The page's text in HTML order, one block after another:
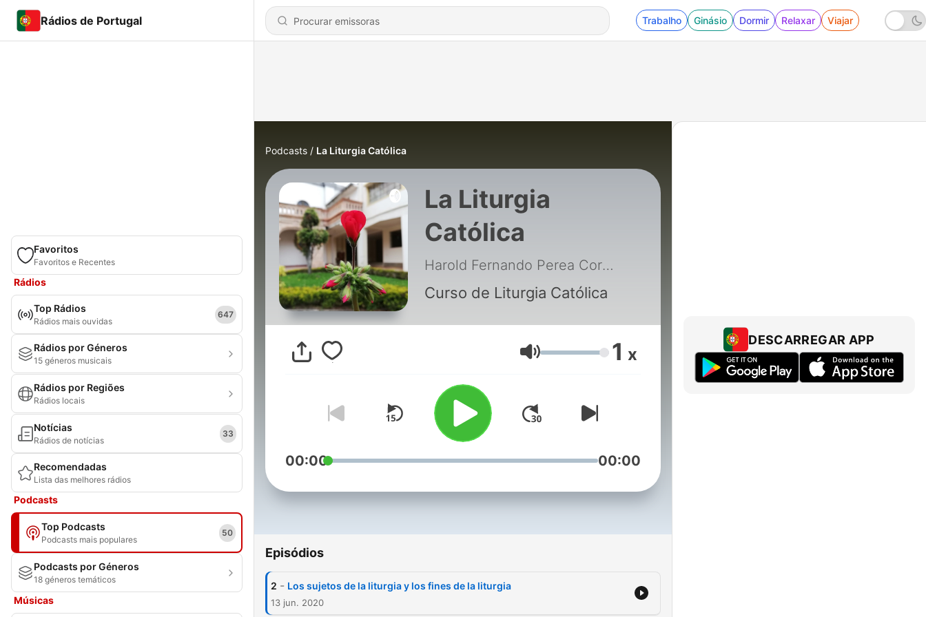
Rádios de Portugal Trabalho Ginásio Dormir Relaxar Viajar
Favoritos
Favoritos e Recentes
Rádios
Top Rádios
Rádios mais ouvidas
647
Rádios por Géneros
15 géneros musicais
Rádios por Regiões
Rádios locais
Notícias
Rádios de notícias
33
Recomendadas
Lista das melhores rádios
Podcasts
Top Podcasts
Podcasts mais populares
50
Podcasts por Géneros
18 géneros temáticos
Músicas
Podcasts La Liturgia Católica
La Liturgia
Católica
Harold Fernando Perea Coronado
Curso de Liturgia Católica
Volume 1 x
00:00 00:00
Episódios
2 - Los sujetos de la liturgia y los fines de la liturgia
13 jun. 2020
DESCARREGAR APP